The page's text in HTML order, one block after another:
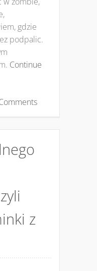
gdzie
podpalic.
Continue
z